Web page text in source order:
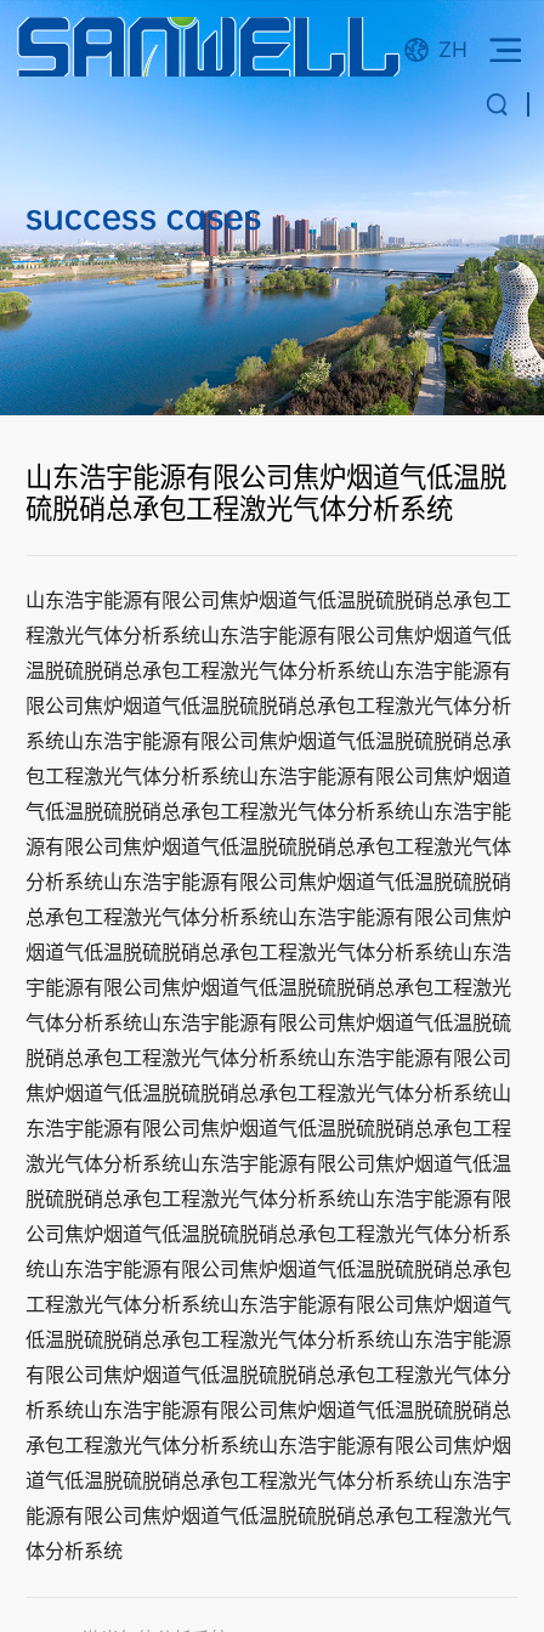
ZH
山东浩宇能源有限公司焦炉烟道气低温脱
硫脱硝总承包工程激光气体分析系统
山东浩宇能源有限公司焦炉烟道气低温脱硫脱硝总承包工
程激光气体分析系统山东浩宇能源有限公司焦炉烟道气低
温脱硫脱硝总承包工程激光气体分析系统山东浩宇能源有
限公司焦炉烟道气低温脱硫脱硝总承包工程激光气体分析
系统山东浩宇能源有限公司焦炉烟道气低温脱硫脱硝总承
包工程激光气体分析系统山东浩宇能源有限公司焦炉烟道
气低温脱硫脱硝总承包工程激光气体分析系统山东浩宇能
源有限公司焦炉烟道气低温脱硫脱硝总承包工程激光气体
分析系统山东浩宇能源有限公司焦炉烟道气低温脱硫脱硝
总承包工程激光气体分析系统山东浩宇能源有限公司焦炉
烟道气低温脱硫脱硝总承包工程激光气体分析系统山东浩
宇能源有限公司焦炉烟道气低温脱硫脱硝总承包工程激光
气体分析系统山东浩宇能源有限公司焦炉烟道气低温脱硫
脱硝总承包工程激光气体分析系统山东浩宇能源有限公司
焦炉烟道气低温脱硫脱硝总承包工程激光气体分析系统山
东浩宇能源有限公司焦炉烟道气低温脱硫脱硝总承包工程
激光气体分析系统山东浩宇能源有限公司焦炉烟道气低温
脱硫脱硝总承包工程激光气体分析系统山东浩宇能源有限
公司焦炉烟道气低温脱硫脱硝总承包工程激光气体分析系
统山东浩宇能源有限公司焦炉烟道气低温脱硫脱硝总承包
工程激光气体分析系统山东浩宇能源有限公司焦炉烟道气
低温脱硫脱硝总承包工程激光气体分析系统山东浩宇能源
有限公司焦炉烟道气低温脱硫脱硝总承包工程激光气体分
析系统山东浩宇能源有限公司焦炉烟道气低温脱硫脱硝总
承包工程激光气体分析系统山东浩宇能源有限公司焦炉烟
道气低温脱硫脱硝总承包工程激光气体分析系统山东浩宇
能源有限公司焦炉烟道气低温脱硫脱硝总承包工程激光气
体分析系统